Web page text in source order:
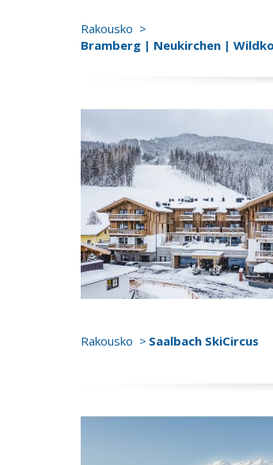
Rakousko
Bramberg | Neukirchen |
Rakousko Saalbach SkiCircus